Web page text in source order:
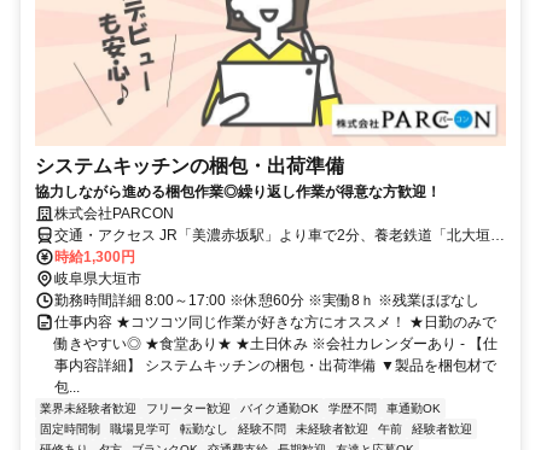
システムキッチンの梱包・出荷準備
協力しながら進める梱包作業◎繰り返し作業が得意な方歓迎！
株式会社PARCON
交通・アクセス JR「美濃赤坂駅」より車で2分、養老鉄道「北大垣
駅」より車で10分
時給1,300円
岐阜県大垣市
勤務時間詳細 8:00～17:00 ※休憩60分 ※実働8ｈ ※残業ほぼなし
仕事内容 ★コツコツ同じ作業が好きな方にオススメ！ ★日勤のみで
働きやすい◎ ★食堂あり★ ★土日休み ※会社カレンダーあり - 【仕
事内容詳細】 システムキッチンの梱包・出荷準備 ▼製品を梱包材で
包...
業界未経験者歓迎 フリーター歓迎 バイク通勤OK 学歴不問
車通勤OK
固定時間制
職場見学可 転勤なし 経験不問 未経験者歓迎 午前
経験者歓迎